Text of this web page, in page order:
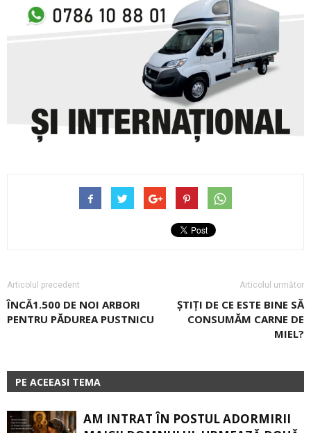
Articolul precedent
ÎNCĂ1.500 DE NOI ARBORI
PENTRU PĂDUREA PUSTNICU
Articolul următor
ȘTIȚI DE CE ESTE BINE SĂ
CONSUMĂM CARNE DE
MIEL?
PE ACEEASI TEMA
AM INTRAT ÎN POSTUL ADORMIRII